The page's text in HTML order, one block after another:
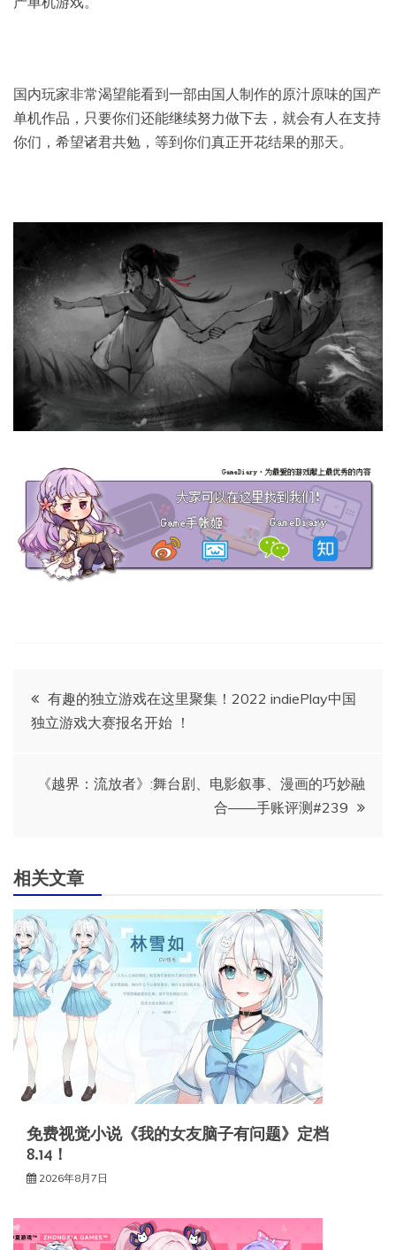
国内玩家非常渴望能看到一部由国人制作的原汁原味的国产
单机作品，只要你们还能继续努力做下去，就会有人在支持
你们，希望诸君共勉，等到你们真正开花结果的那天。
文
章
有趣的独立游戏在这里聚集！2022 indiePlay中国
独立游戏大赛报名开始 ！
《越界：流放者》:舞台剧、电影叙事、漫画的巧妙融
合——手账评测#239
相关文章
免费视觉小说《我的女友脑子有问题》定档
8.14！
2026年8月7日